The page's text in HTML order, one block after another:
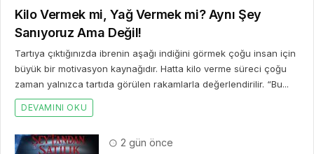
Kilo Vermek mi, Yağ Vermek mi? Aynı Şey
Sanıyoruz Ama Değil!
Tartıya çıktığınızda ibrenin aşağı indiğini görmek çoğu insan için
büyük bir motivasyon kaynağıdır. Hatta kilo verme süreci çoğu
zaman yalnızca tartıda görülen rakamlarla değerlendirilir. “Bu...
DEVAMINI OKU
2 gün önce